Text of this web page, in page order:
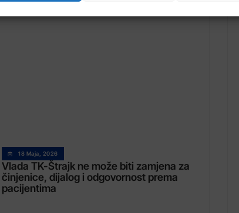
18 Maja, 2026
Vlada TK-Štrajk ne može biti zamjena za
činjenice, dijalog i odgovornost prema
pacijentima